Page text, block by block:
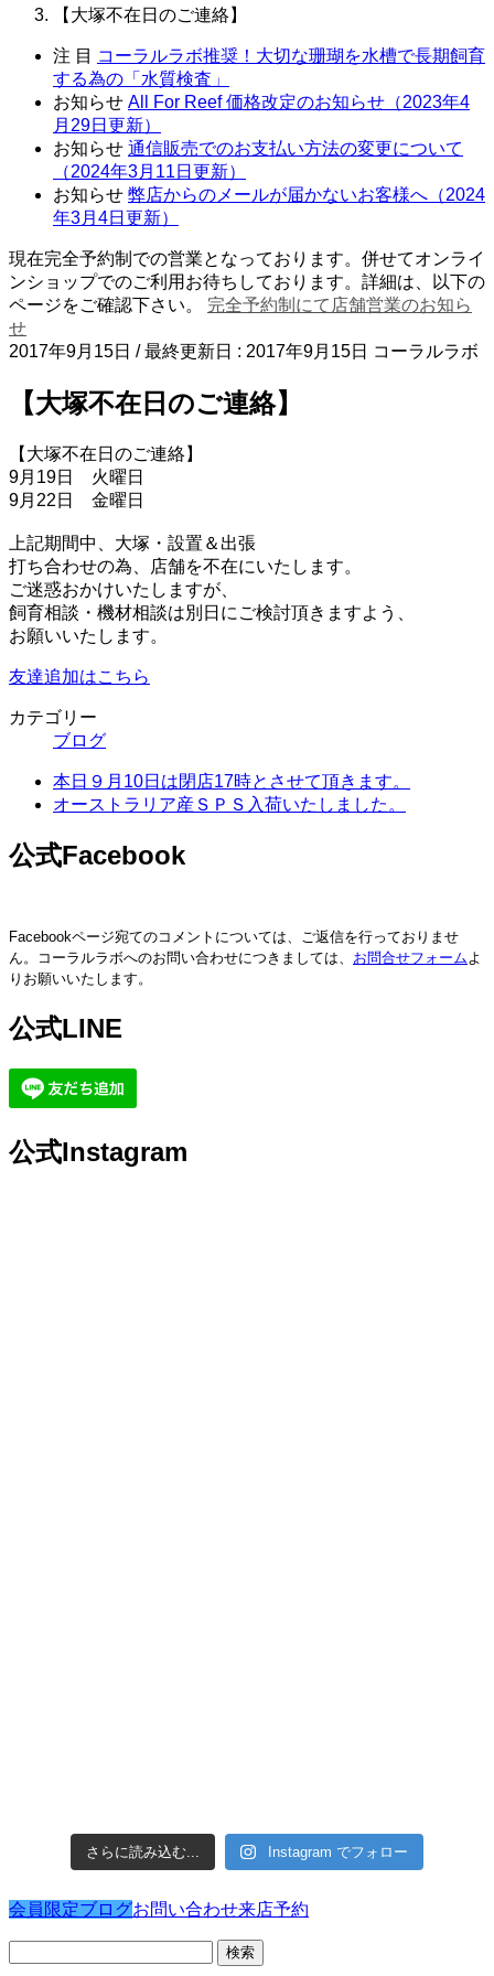
【大塚不在日のご連絡】
注 目 コーラルラボ推奨！大切な珊瑚を水槽で長期飼育
する為の「水質検査」
お知らせ All For Reef 価格改定のお知らせ（2023年4
月29日更新）
お知らせ 通信販売でのお支払い方法の変更について
（2024年3月11日更新）
お知らせ 弊店からのメールが届かないお客様へ（2024
年3月4日更新）
現在完全予約制での営業となっております。併せてオンライ
ンショップでのご利用お待ちしております。詳細は、以下の
ページをご確認下さい。 完全予約制にて店舗営業のお知ら
せ
2017年9月15日 / 最終更新日 : 2017年9月15日 コーラルラボ
【大塚不在日のご連絡】
【大塚不在日のご連絡】
9月19日 火曜日
9月22日 金曜日
上記期間中、大塚・設置＆出張
打ち合わせの為、店舗を不在にいたします。
ご迷惑おかけいたしますが、
飼育相談・機材相談は別日にご検討頂きますよう、
お願いいたします。
友達追加はこちら
カテゴリー
ブログ
本日９月10日は閉店17時とさせて頂きます。
オーストラリア産ＳＰＳ入荷いたしました。
公式Facebook
Facebookページ宛てのコメントについては、ご返信を行っておりませ
ん。コーラルラボへのお問い合わせにつきましては、 お問合せフォームよ
りお願いいたします。
公式LINE
公式Instagram
さらに読み込む... Instagram でフォロー
会員限定ブログお問い合わせ来店予約